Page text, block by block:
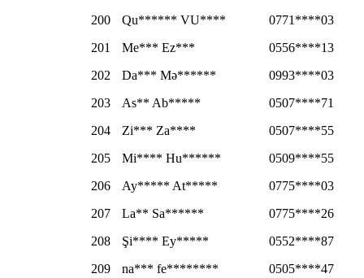
200
Qu****** VU****
0771****03
201
Me*** Ez***
0556****13
202
Da*** Mə******
0993****03
203
As** Ab*****
0507****71
204
Zi*** Za****
0507****55
205
Mi**** Hu******
0509****55
206
Ay***** At*****
0775****03
207
La** Sa******
0775****26
208
Şi**** Ey*****
0552****87
209
na*** fe********
0505****47